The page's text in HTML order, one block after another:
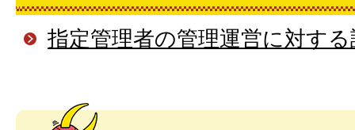
指定管理者の管理運営に対す